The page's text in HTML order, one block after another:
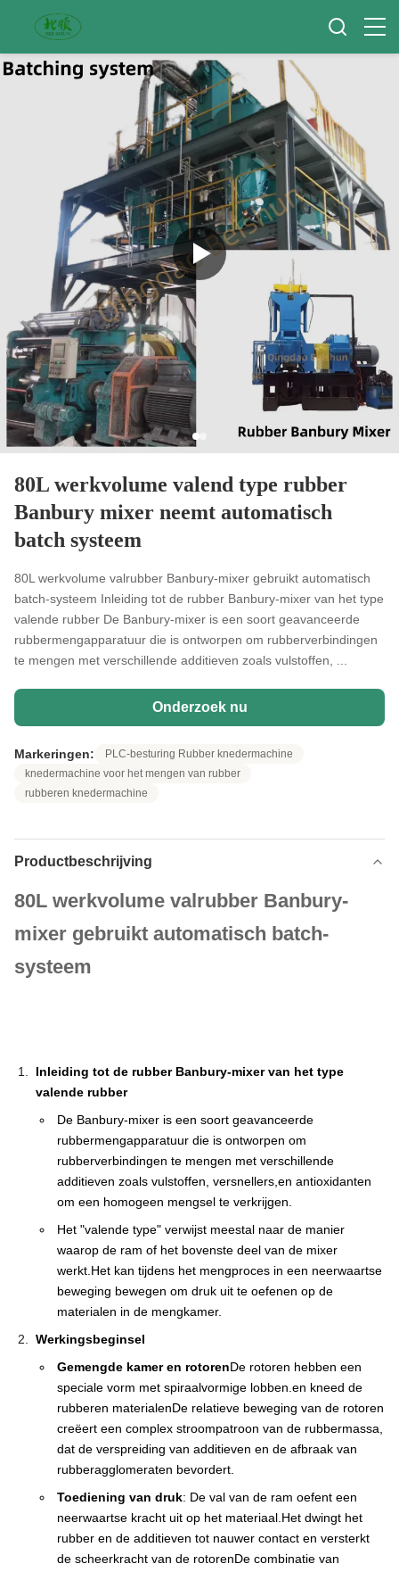
80L werkvolume valend type rubber
Banbury mixer neemt automatisch
batch systeem
80L werkvolume valrubber Banbury-mixer gebruikt automatisch
batch-systeem Inleiding tot de rubber Banbury-mixer van het type
valende rubber De Banbury-mixer is een soort geavanceerde
rubbermengapparatuur die is ontworpen om rubberverbindingen
te mengen met verschillende additieven zoals vulstoffen, ...
Onderzoek nu
Markeringen:
PLC-besturing Rubber knedermachine
knedermachine voor het mengen van rubber
rubberen knedermachine
Productbeschrijving
80L werkvolume valrubber Banbury-
mixer gebruikt automatisch batch-
systeem
Inleiding tot de rubber Banbury-mixer van het type
valende rubber
De Banbury-mixer is een soort geavanceerde
rubbermengapparatuur die is ontworpen om
rubberverbindingen te mengen met verschillende
additieven zoals vulstoffen, versnellers,en antioxidanten
om een homogeen mengsel te verkrijgen.
Het "valende type" verwijst meestal naar de manier
waarop de ram of het bovenste deel van de mixer
werkt.Het kan tijdens het mengproces in een neerwaartse
beweging bewegen om druk uit te oefenen op de
materialen in de mengkamer.
Werkingsbeginsel
Gemengde kamer en rotorenDe rotoren hebben een
speciale vorm met spiraalvormige lobben.en kneed de
rubberen materialenDe relatieve beweging van de rotoren
creëert een complex stroompatroon van de rubbermassa,
dat de verspreiding van additieven en de afbraak van
rubberagglomeraten bevordert.
Toediening van druk: De val van de ram oefent een
neerwaartse kracht uit op het materiaal.Het dwingt het
rubber en de additieven tot nauwer contact en versterkt
de scheerkracht van de rotorenDe combinatie van